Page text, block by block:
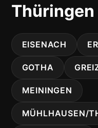
Thüringen
EISENACH
GOTHA
MEININGEN
MÜHLHAUSEN/